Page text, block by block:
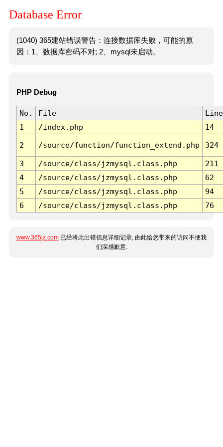
Database Error
(1040) 365建站错误警告：连接数据库失败，可能的原
因：1、数据库密码不对; 2、mysql未启动。
PHP Debug
No. File
Line
1
/index.php 14
2 /source/function/function_extend.php 324
3 /source/class/jzmysql.class.php
211
4
/source/class/jzmysql.class.php
62
5
/source/class/jzmysql.class.php
94
6
/source/class/jzmysql.class.php 76
www.365jz.com 已经将此出错信息详细记录, 由此给您带来的访问不便我
们深感歉意.